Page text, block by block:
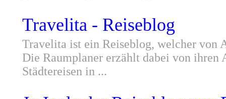
Travelita - Reiseblog
Travelita ist ein Reiseblog, welcher von
Die Raumplaner erzählt dabei von
Städtereisen in ...